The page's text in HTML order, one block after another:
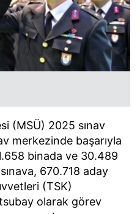
(MSÜ) 2025 sınav
merkezinde başarıyla
binada ve 30.489
670.718 aday
(TSK)
olarak görev